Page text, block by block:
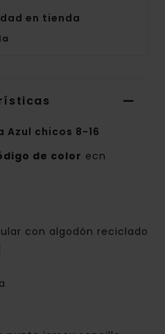
en tienda
Azul chicos 8-16
de color ecn
con algodón reciclado